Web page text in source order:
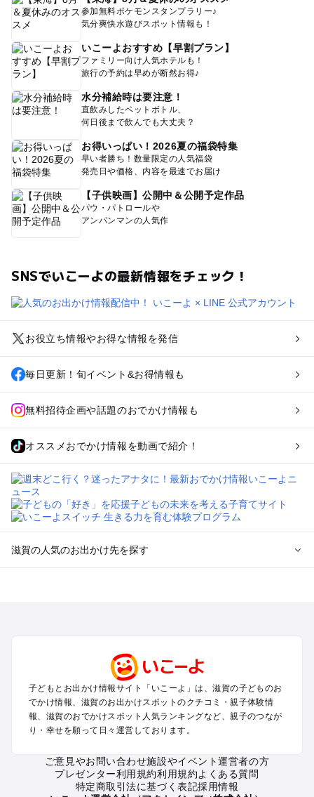
参加無料ポケモンスタンプラリー♪
気分爽快水遊びスポット情報も！
いこーよおすすめ【早割プラン】
ファミリー向け人気ホテルも！
旅行の予約は早めが断然お得♪
水分補給時は要注意！
直飲みしたペットボトル、
何日後まで飲んでも大丈夫？
お得いっぱい！2026夏の福袋特集
早い者勝ち！数量限定の人気福袋
発売日や価格、内容を最速でお届け
【子供映画】公開中＆公開予定作品
パウ・パトロールや
アンパンマンの人気作
SNSでいこーよの最新情報をチェック！
お役立ち情報やお得な情報を発信
毎日更新！旬イベント&お得情報も
無料招待企画や話題のおでかけ情報も
オススメおでかけ情報を動画で紹介！
滋賀の人気のお出かけ先を探す
信楽・甲賀のプールお出かけ
湖西（琵琶湖）のプールお出かけ
雄琴・堅田のプールお出かけ
滋賀の定番お出かけスポット
滋賀の動物園
滋賀のバーベキュー
子どもとお出かけ情報サイト「いこーよ」は、滋賀の子どものお
でかけ情報、滋賀のお出かけスポットのクチコミ・親子体験情
報、滋賀のおでかけスポット人気ランキングなど、親子のつなが
り・幸せを願って日々運営しております。
ご意見やお問い合わせ施設やイベント運営者の方
プレゼンター利用規約利用規約よくある質問
特定商取引法に基づく表記採用情報